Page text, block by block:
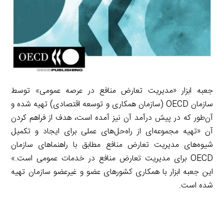
جعبه ابزار «مدیریت تعارض منافع در عرصه عمومی» توسط
سازمان OECD (سازمان همکاری و توسعه اقتصادی) تهیه شده و
آن‌طور که در پیش درآمد آن نیز آمده است، هدف از فراهم کردن
آن «تهیه مجموعه‌ای از راه‌حل‌های عملی برای ایجاد و تکمیل
شیوه‌های مدیریت تعارض منافع مطابق با راهنماهای سازمان
OECD برای مدیریت تعارض منافع در خدمات عمومی است.»
این جعبه ابزار با همکاری کشورهای عضو و غیرعضو سازمان تهیه
شده است.